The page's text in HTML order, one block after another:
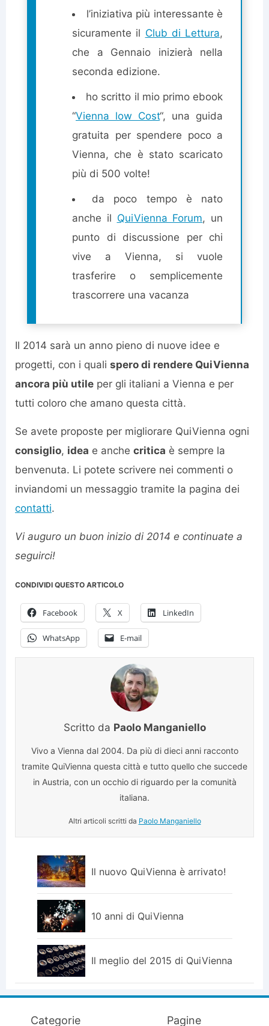
l’iniziativa più interessante è
sicuramente il Club di Lettura,
che a Gennaio inizierà nella
seconda edizione.
ho scritto il mio primo ebook
“Vienna low Cost“, una guida
gratuita per spendere poco a
Vienna, che è stato scaricato
più di 500 volte!
da poco tempo è nato
anche il QuiVienna Forum, un
punto di discussione per chi
vive a Vienna, si vuole
trasferire o semplicemente
trascorrere una vacanza
Il 2014 sarà un anno pieno di nuove idee e
progetti, con i quali spero di rendere QuiVienna
ancora più utile per gli italiani a Vienna e per
tutti coloro che amano questa città.
Se avete proposte per migliorare QuiVienna ogni
consiglio, idea e anche critica è sempre la
benvenuta. Li potete scrivere nei commenti o
inviandomi un messaggio tramite la pagina dei
contatti.
Vi auguro un buon inizio di 2014 e continuate a
seguirci!
CONDIVIDI QUESTO ARTICOLO
Facebook X LinkedIn
WhatsApp E-mail
Scritto da Paolo Manganiello
Vivo a Vienna dal 2004. Da più di dieci anni racconto
tramite QuiVienna questa città e tutto quello che succede
in Austria, con un occhio di riguardo per la comunità
italiana.
Altri articoli scritti da Paolo Manganiello
Il nuovo QuiVienna è arrivato!
10 anni di QuiVienna
Il meglio del 2015 di QuiVienna
Categorie Pagine